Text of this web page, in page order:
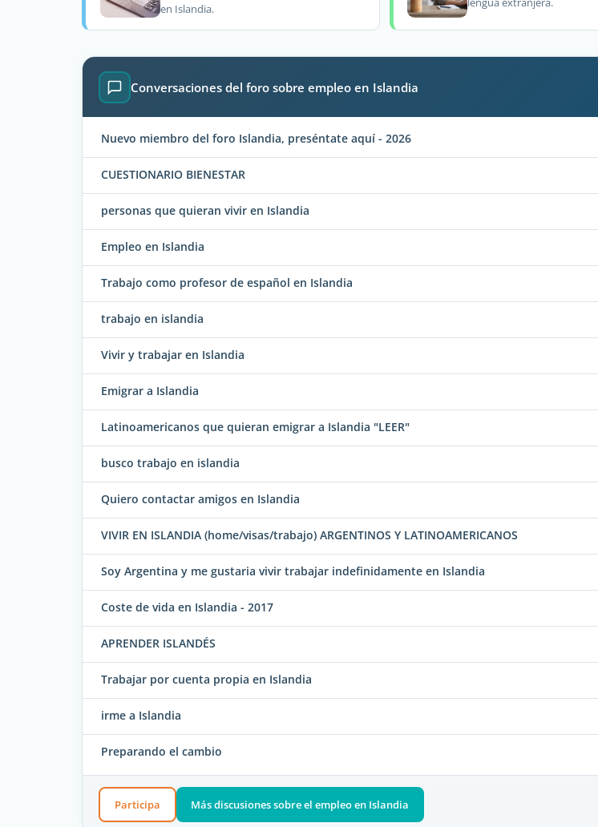
en Islandia.
Conversaciones del foro sobre empleo en Islandia
Nuevo miembro del foro Islandia, preséntate aquí - 2026
CUESTIONARIO BIENESTAR
personas que quieran vivir en Islandia
Empleo en Islandia
Trabajo como profesor de español en Islandia
trabajo en islandia
Vivir y trabajar en Islandia
Emigrar a Islandia
Latinoamericanos que quieran emigrar a Islandia "LEER"
busco trabajo en islandia
Quiero contactar amigos en Islandia
VIVIR EN ISLANDIA (home/visas/trabajo) ARGENTINOS Y LATINOAMERICANOS
Soy Argentina y me gustaria vivir trabajar indefinidamente en Islandia
Coste de vida en Islandia - 2017
APRENDER ISLANDÉS
Trabajar por cuenta propia en Islandia
irme a Islandia
Preparando el cambio
Participa Más discusiones sobre el empleo en Islandia